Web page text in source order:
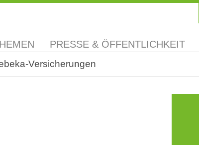
PRESSE & ÖFFENTLICHKEIT
Versicherungen